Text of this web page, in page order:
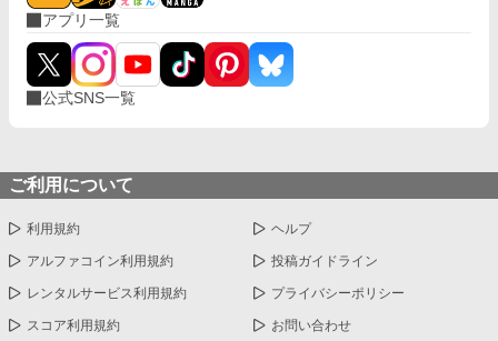
アプリ一覧
公式SNS一覧
ご利用について
利用規約 ヘルプ
アルファコイン利用規約 投稿ガイドライン
レンタルサービス利用規約 プライバシーポリシー
スコア利用規約 お問い合わせ